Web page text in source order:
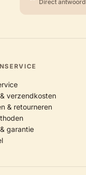
Direct antwoord
verzendkosten
& retourneren
garantie